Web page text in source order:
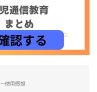
使用感想